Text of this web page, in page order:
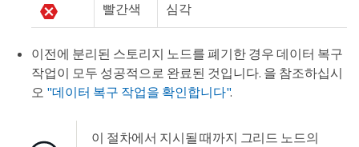
빨간색 심각
이전에 분리된 스토리지 노드를 폐기한 경우 데이터 복구
작업이 모두 성공적으로 완료된 것입니다. 을 참조하십시
오 "데이터 복구 작업을 확인합니다".
이 절차에서 지시될 때까지 그리드 노드의